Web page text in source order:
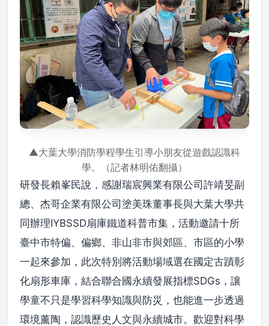
▲大葉大學消防學程學生引導小朋友從遊戲認識科
學。（記者林明佑翻攝）
研發長賴峯民說，感謝瑞宸興業有限公司許靖旻副
總、杰哥企業有限公司塗美珠董事長與大葉大學共
同辦理IYBSSD扇庫鐵道科普市集，活動邀請十所
臺中市特偏、偏鄉、非山非市與郊區、市區的小學
一起來參加，此次特別將活動場域選在國定古蹟彰
化扇形車庫，結合聯合國永續發展指標SDGs，讓
學童不只是學習科學知識與防災，也能進一步透過
環境薰陶，認識歷史人文與永續城市。歡迎對科學